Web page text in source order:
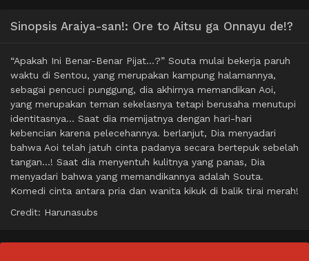
Sinopsis Araiya-san!: Ore to Aitsu ga Onnayu de!?
“Apakah Ini Benar-Benar Pijat…?” Souta mulai bekerja paruh
waktu di Sentou, yang merupakan kampung halamannya,
sebagai pencuci punggung, dia akhirnya memandikan Aoi,
yang merupakan teman sekelasnya tetapi berusaha menutupi
identitasnya… Saat dia memijatnya dengan hari-hari
kebencian karena pelecehannya. berlanjut, Dia menyadari
bahwa Aoi telah jatuh cinta padanya secara bertepuk sebelah
tangan…! Saat dia menyentuh kulitnya yang panas, Dia
menyadari bahwa yang memandikannya adalah Souta.
Komedi cinta antara pria dan wanita kikuk di balik tirai merah!
Credit: Harunasubs